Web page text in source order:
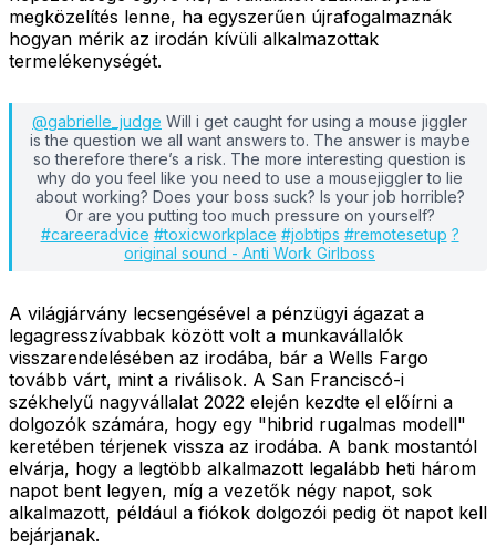
megközelítés lenne, ha egyszerűen újrafogalmaznák
hogyan mérik az irodán kívüli alkalmazottak
termelékenységét.
@gabrielle_judge Will i get caught for using a mouse jiggler
is the question we all want answers to. The answer is maybe
so therefore there’s a risk. The more interesting question is
why do you feel like you need to use a mousejiggler to lie
about working? Does your boss suck? Is your job horrible?
Or are you putting too much pressure on yourself?
#careeradvice #toxicworkplace #jobtips #remotesetup ?
original sound - Anti Work Girlboss
A világjárvány lecsengésével a pénzügyi ágazat a
legagresszívabbak között volt a munkavállalók
visszarendelésében az irodába, bár a Wells Fargo
tovább várt, mint a riválisok. A San Franciscó-i
székhelyű nagyvállalat 2022 elején kezdte el előírni a
dolgozók számára, hogy egy "hibrid rugalmas modell"
keretében térjenek vissza az irodába. A bank mostantól
elvárja, hogy a legtöbb alkalmazott legalább heti három
napot bent legyen, míg a vezetők négy napot, sok
alkalmazott, például a fiókok dolgozói pedig öt napot kell
bejárjanak.